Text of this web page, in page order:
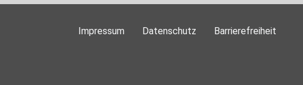
Impressum Datenschutz Barrierefreiheit